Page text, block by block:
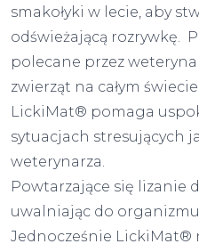
smakołyki w lecie, aby
odświeżającą rozrywkę.
polecane przez
zwierząt na całym
LickiMat® pomaga
sytuacjach stresujących
weterynarza.
Powtarzające się lizanie
uwalniając do
Jednocześnie LickiMat®